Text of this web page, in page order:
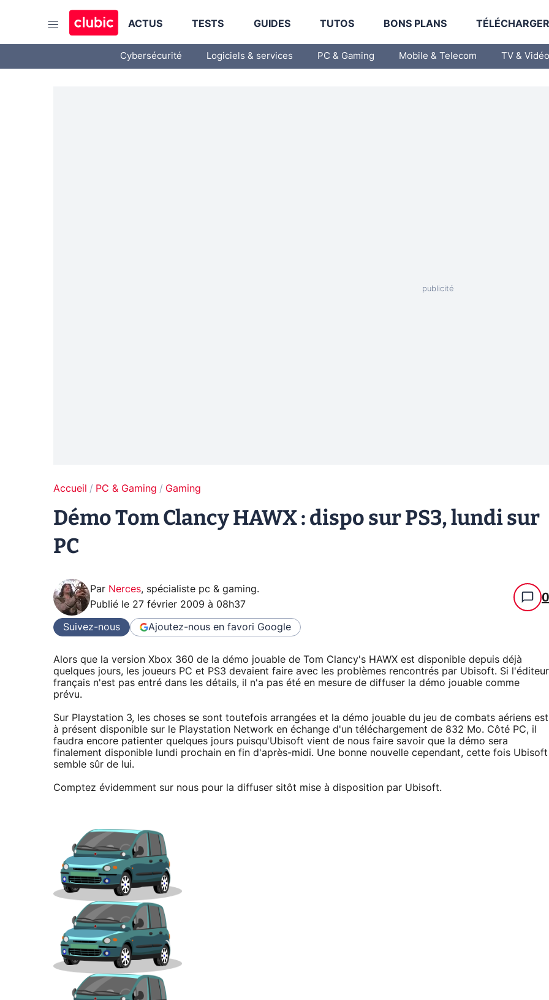
ACTUS TESTS GUIDES TUTOS BONS PLANS
Cybersécurité Logiciels & services PC & Gaming Mobile & Telecom TV & Vidéo
Accueil PC & Gaming Gaming
Démo Tom Clancy HAWX : dispo sur PS3, lundi sur
PC
Par Nerces, spécialiste pc & gaming.
Publié le 27 février 2009 à 08h37 0
Suivez-nous Ajoutez-nous en favori Google
Alors que la version Xbox 360 de la démo jouable de Tom Clancy's HAWX est disponible depuis déjà
quelques jours, les joueurs PC et PS3 devaient faire avec les problèmes rencontrés par Ubisoft. Si l'éditeur
français n'est pas entré dans les détails, il n'a pas été en mesure de diffuser la démo jouable comme
prévu.
Sur Playstation 3, les choses se sont toutefois arrangées et la démo jouable du jeu de combats aériens est
à présent disponible sur le Playstation Network en échange d'un téléchargement de 832 Mo. Côté PC, il
faudra encore patienter quelques jours puisqu'Ubisoft vient de nous faire savoir que la démo sera
finalement disponible lundi prochain en fin d'après-midi. Une bonne nouvelle cependant, cette fois Ubisoft
semble sûr de lui.
Comptez évidemment sur nous pour la diffuser sitôt mise à disposition par Ubisoft.